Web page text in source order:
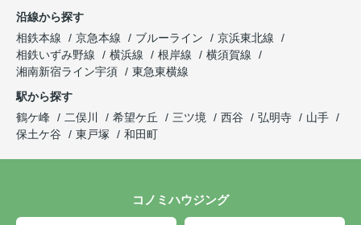
沿線から探す
相鉄本線
京急本線 ブルーライン
京浜東北線
相鉄いずみ野線
横浜線 根岸線
横須賀線
湘南新宿ライン宇須
東急東横線
駅から探す
鶴ケ峰
二俣川 希望ケ丘 三ツ境 西谷 弘明寺
山手
保土ケ谷
東戸塚 和田町
コノミハウジング